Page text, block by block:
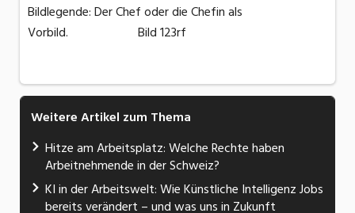
Bildlegende: Der Chef oder die Chefin als
Vorbild. Bild 123rf
Weitere Artikel zum Thema
Hitze am Arbeitsplatz: Welche Rechte haben
Arbeitnehmende in der Schweiz?
KI in der Arbeitswelt: Wie Künstliche Intelligenz Jobs
bereits verändert – und was uns in Zukunft